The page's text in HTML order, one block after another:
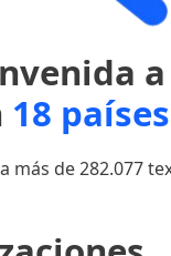
18 países
más de 282.077